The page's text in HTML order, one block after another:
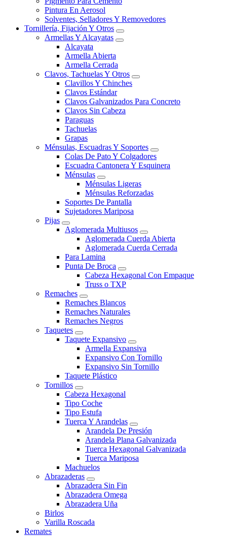
Pintura En Aerosol
Solventes, Selladores Y Removedores
Tornillería, Fijación Y Otros
Armellas Y Alcayatas
Alcayata
Armella Abierta
Armella Cerrada
Clavos, Tachuelas Y Otros
Clavillos Y Chinches
Clavos Estándar
Clavos Galvanizados Para Concreto
Clavos Sin Cabeza
Paraguas
Tachuelas
Grapas
Ménsulas, Escuadras Y Soportes
Colas De Pato Y Colgadores
Escuadra Cantonera Y Esquinera
Ménsulas
Ménsulas Ligeras
Ménsulas Reforzadas
Soportes De Pantalla
Sujetadores Mariposa
Pijas
Aglomerada Multiusos
Aglomerada Cuerda Abierta
Aglomerada Cuerda Cerrada
Para Lamina
Punta De Broca
Cabeza Hexagonal Con Empaque
Truss o TXP
Remaches
Remaches Blancos
Remaches Naturales
Remaches Negros
Taquetes
Taquete Expansivo
Armella Expansiva
Expansivo Con Tornillo
Expansivo Sin Tornillo
Taquete Plástico
Tornillos
Cabeza Hexagonal
Tipo Coche
Tipo Estufa
Tuerca Y Arandelas
Arandela De Presión
Arandela Plana Galvanizada
Tuerca Hexagonal Galvanizada
Tuerca Mariposa
Machuelos
Abrazaderas
Abrazadera Sin Fin
Abrazadera Omega
Abrazadera Uña
Birlos
Varilla Roscada
Remates